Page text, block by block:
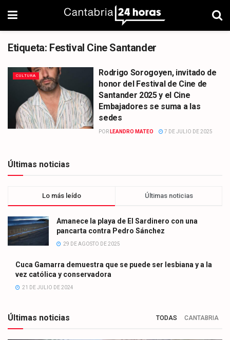
Etiqueta: Festival Cine Santander
CULTURA
Rodrigo Sorogoyen, invitado de
honor del Festival de Cine de
Santander 2025 y el Cine
Embajadores se suma a las
sedes
POR LEANDRO MATEO 7 DE JULIO DE 2025
Últimas noticias
Lo más leído Últimas noticias
Amanece la playa de El Sardinero con una
pancarta contra Pedro Sánchez
29 DE AGOSTO DE 2025
Cuca Gamarra demuestra que se puede ser lesbiana y a la
vez católica y conservadora
21 DE JULIO DE 2024
Últimas noticias TODAS CANTABRIA